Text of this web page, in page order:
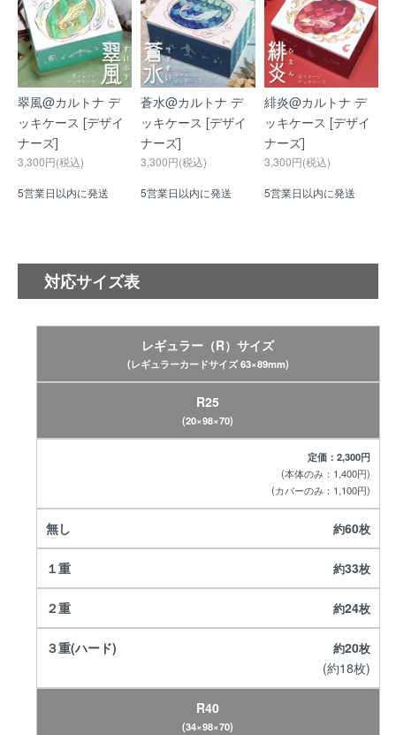
翠風@カルトナ デ
ッキケース [デザイ
ナーズ]
3,300円(税込)
5営業日以内に発送
蒼水@カルトナ デ
ッキケース [デザイ
ナーズ]
3,300円(税込)
5営業日以内に発送
緋炎@カルトナ デ
ッキケース [デザイ
ナーズ]
3,300円(税込)
5営業日以内に発送
対応サイズ表
レギュラー（R）サイズ
(レギュラーカードサイズ 63×89mm)
R25
(20×98×70)
定価：2,300円
(本体のみ：1,400円)
(カバーのみ：1,100円)
60
33
24
20
(約18枚)
R40
(34×98×70)